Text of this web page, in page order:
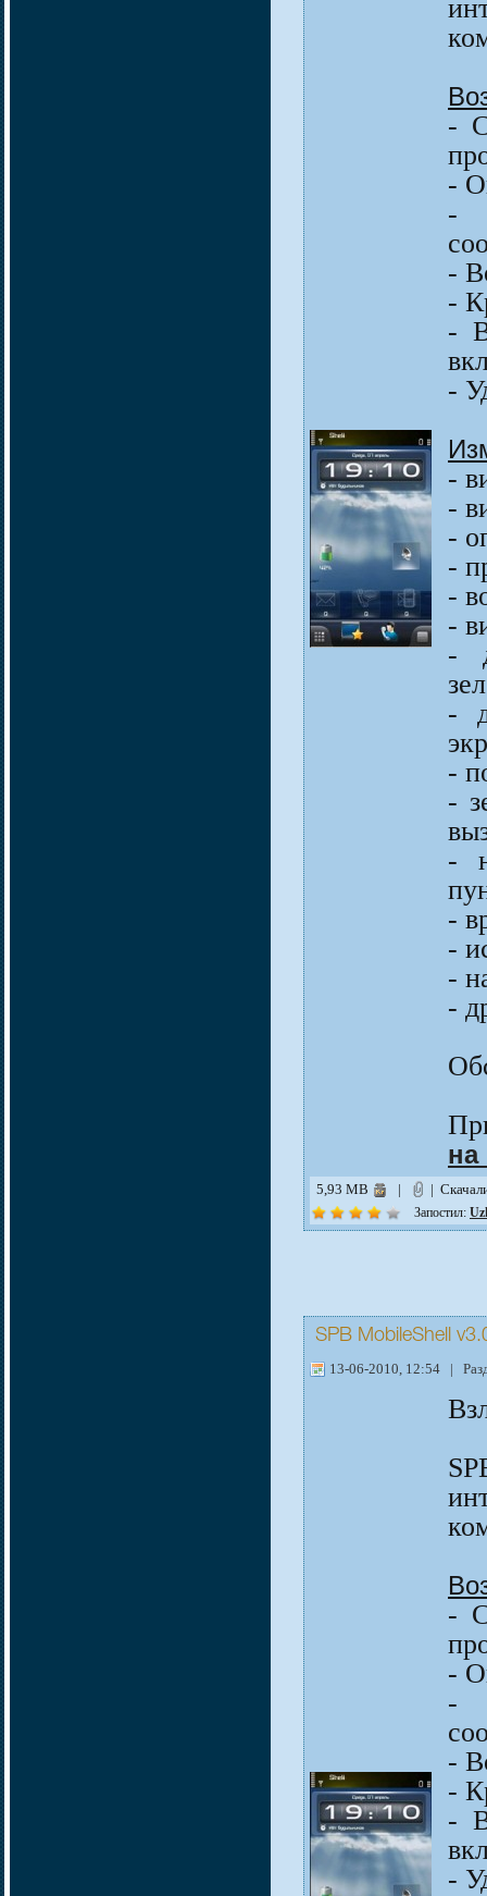
-
-
-
-
-
-
-
-
-
-
-
-
-
-
-
-
-
-
-
-
-
-
5,93 MB | |
Запостил:
SPB MobileShell
13-06-2010, 12:54 |
-
-
-
-
-
-
-